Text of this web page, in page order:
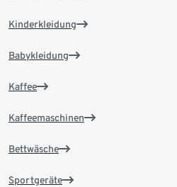
Kinderkleidung
Babykleidung
Kaffee
Kaffeemaschinen
Bettwäsche
Sportgeräte